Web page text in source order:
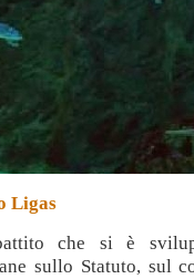
Ligas
che si è
sullo Statuto, sul